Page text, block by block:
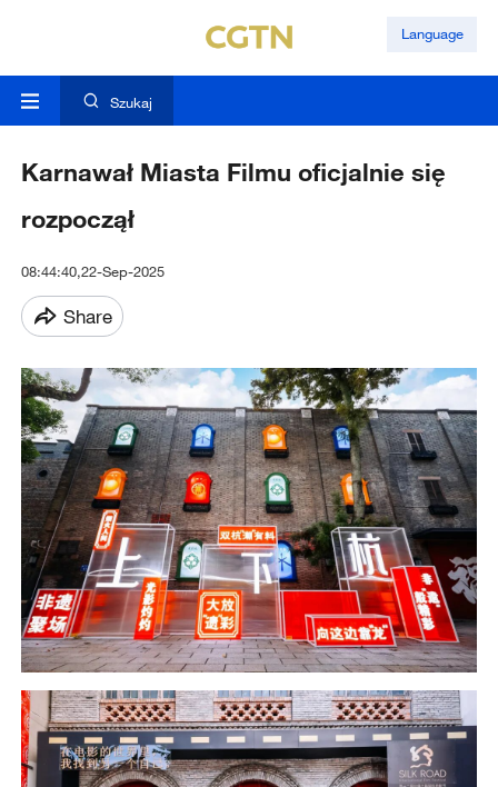
Language
Szukaj
Karnawał Miasta Filmu oficjalnie się
rozpoczął
08:44:40,22-Sep-2025
Share